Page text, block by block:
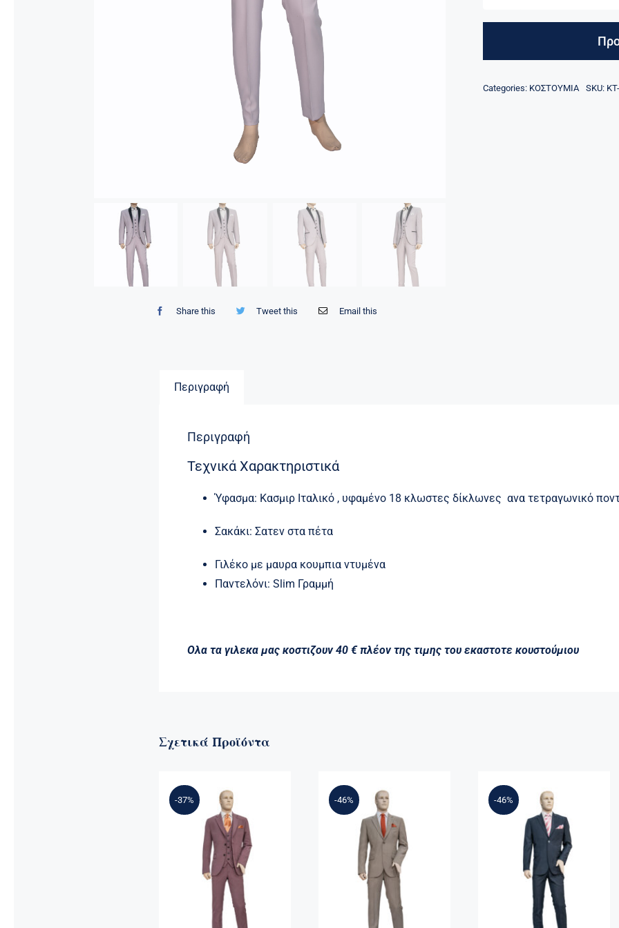
Share this Tweet this Email this
Categories: ΚΟΣΤΟΥΜΙΑ SKU:
Περιγραφή
Περιγραφή
Τεχνικά Χαρακτηριστικά
Ύφασμα: Κασμιρ Ιταλικό , υφαμένο 18 κλωστες δίκλωνες ανα τετραγωνικό
Σακάκι: Σατεν στα πέτα
Γιλέκο με μαυρα κουμπια ντυμένα
Παντελόνι: Slim Γραμμή
Ολα τα γιλεκα μας κοστιζουν 40 € πλέον της τιμης του εκαστοτε κουστούμιου
Σχετικά Προϊόντα
-37%
Επίσημο
Κουστούμι
-46%
Επίσημο
Κουστούμι
-46%
Επίσημο
Κουστούμι